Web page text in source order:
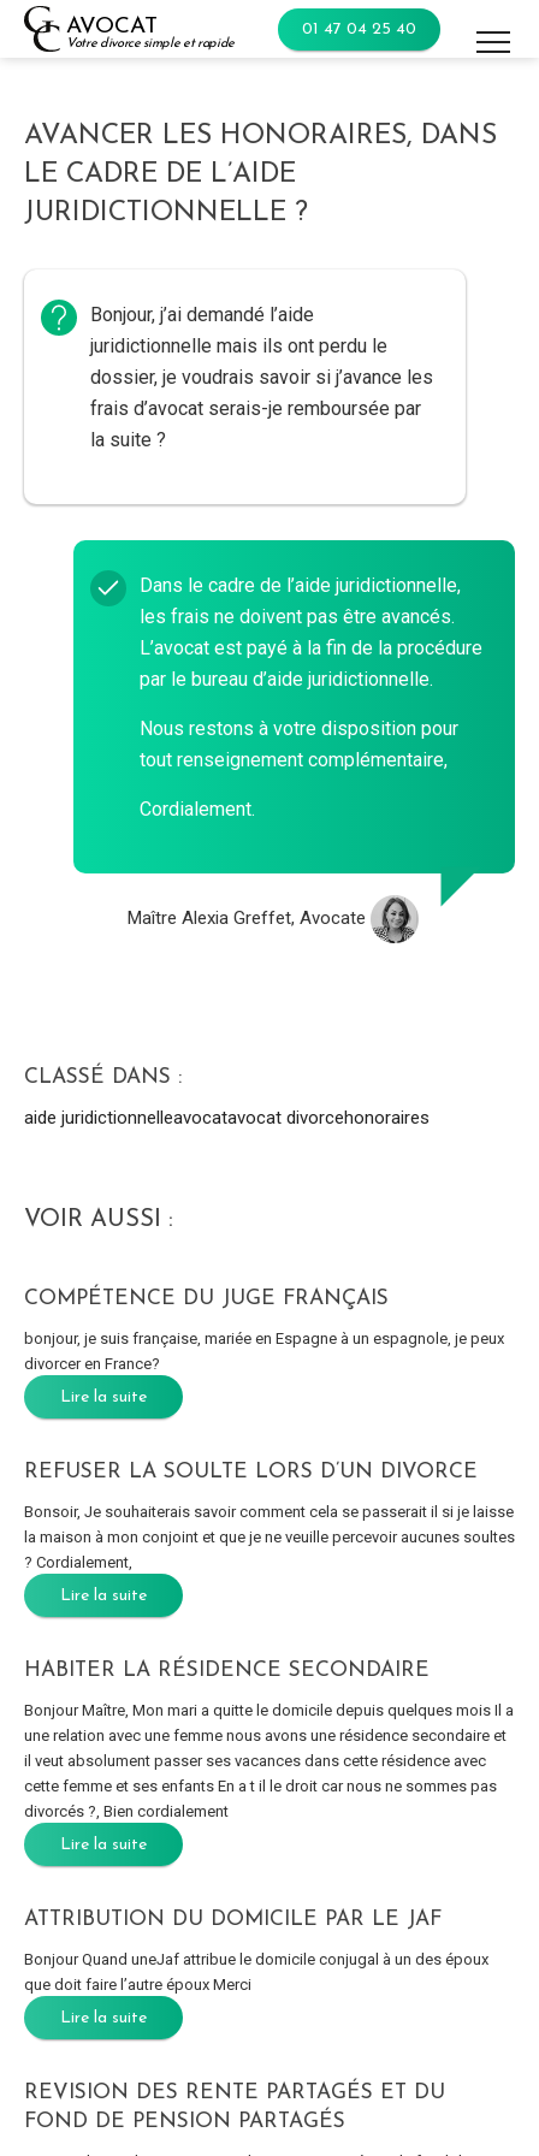
Skip
AVOCAT
Votre divorce simple et rapide
01 47 04 25 40
AVANCER LES HONORAIRES, DANS
LE CADRE DE L’AIDE
JURIDICTIONNELLE ?
Bonjour, j’ai demandé l’aide
juridictionnelle mais ils ont perdu le
dossier, je voudrais savoir si j’avance les
frais d’avocat serais-je remboursée par
la suite ?
Dans le cadre de l’aide juridictionnelle,
les frais ne doivent pas être avancés.
L’avocat est payé à la fin de la procédure
par le bureau d’aide juridictionnelle.
Nous restons à votre disposition pour
tout renseignement complémentaire,
Cordialement.
Maître Alexia Greffet, Avocate
CLASSÉ DANS :
aide juridictionnelleavocatavocat divorcehonoraires
VOIR AUSSI :
COMPÉTENCE DU JUGE FRANÇAIS
bonjour, je suis française, mariée en Espagne à un espagnole, je peux
divorcer en France?
Lire la suite
REFUSER LA SOULTE LORS D’UN DIVORCE
Bonsoir, Je souhaiterais savoir comment cela se passerait il si je laisse
la maison à mon conjoint et que je ne veuille percevoir aucunes soultes
? Cordialement,
Lire la suite
HABITER LA RÉSIDENCE SECONDAIRE
Bonjour Maître, Mon mari a quitte le domicile depuis quelques mois Il a
une relation avec une femme nous avons une résidence secondaire et
il veut absolument passer ses vacances dans cette résidence avec
cette femme et ses enfants En a t il le droit car nous ne sommes pas
divorcés ?, Bien cordialement
Lire la suite
ATTRIBUTION DU DOMICILE PAR LE JAF
Bonjour Quand uneJaf attribue le domicile conjugal à un des époux
que doit faire l’autre époux Merci
Lire la suite
REVISION DES RENTE PARTAGÉS ET DU
FOND DE PENSION PARTAGÉS